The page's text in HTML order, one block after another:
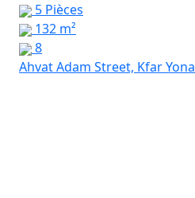
5 Pièces
132 m²
8
Ahvat Adam Street, Kfar Yona